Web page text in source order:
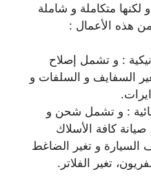
لكنها متكاملة و شاملة
هذه الأعمال :
: و تشمل إصلاح
السفايف و السلفات و
: و تشمل شحن و
صيانة كافة الأسلاك
السيارة و تغير الضاغط
تغير الفلاتر.